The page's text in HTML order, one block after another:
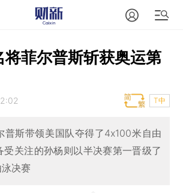
将菲尔普斯斩获奥运第
T中
普斯带领美国队夺得了4x100米自由
受关注的孙杨则以半决赛第一晋级了
决赛